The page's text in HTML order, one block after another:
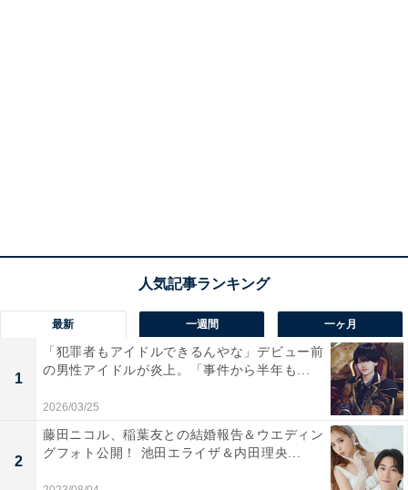
最新 一週間 一ヶ月
1
「犯罪者もアイドルできるんやな」デビュー前
の男性アイドルが炎上。「事件から半年も...
2026/03/25
2
藤田ニコル、稲葉友との結婚報告＆ウエディン
グフォト公開！ 池田エライザ＆内田理央...